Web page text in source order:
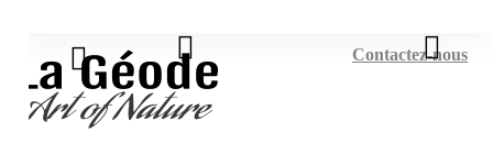
Contactez-nous